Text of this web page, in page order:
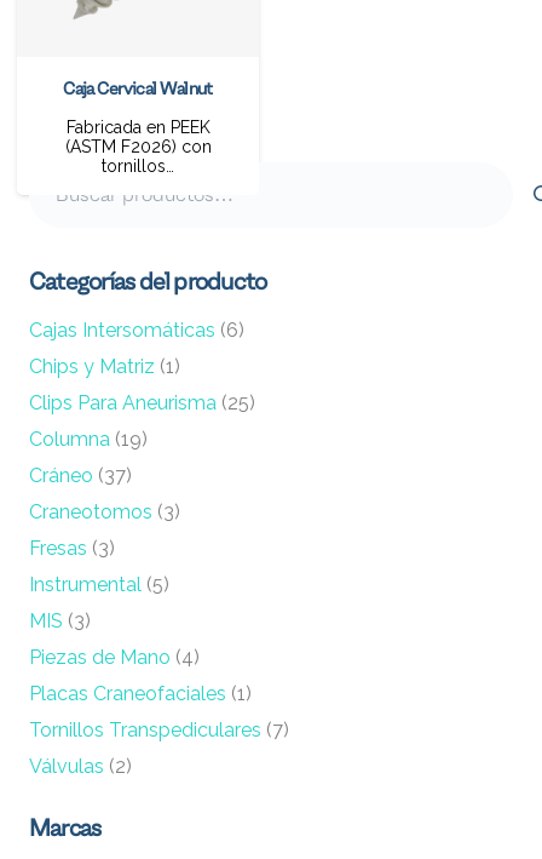
Caja Cervical Walnut
Fabricada en PEEK
(ASTM F2026) con
tornillos…
Categorías del producto
Cajas Intersomáticas (6)
Chips y Matriz (1)
Clips Para Aneurisma (25)
Columna (19)
Cráneo (37)
Craneotomos (3)
Fresas (3)
Instrumental (5)
MIS (3)
Piezas de Mano (4)
Placas Craneofaciales (1)
Tornillos Transpediculares (7)
Válvulas (2)
Marcas